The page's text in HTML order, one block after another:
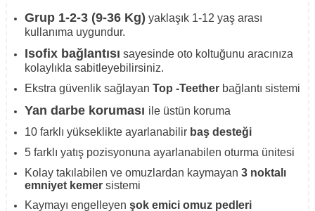
Grup 1-2-3 (9-36 Kg) yaklaşık 1-12 yaş arası
kullanıma uygundur.
Isofix bağlantısı sayesinde oto koltuğunu aracınıza
kolaylıkla sabitleyebilirsiniz.
Ekstra güvenlik sağlayan Top -Teether bağlantı sistemi
Yan darbe koruması ile üstün koruma
10 farklı yükseklikte ayarlanabilir baş desteği
5 farklı yatış pozisyonuna ayarlanabilen oturma ünitesi
Kolay takılabilen ve omuzlardan kaymayan 3 noktalı
emniyet kemer sistemi
Kaymayı engelleyen şok emici omuz pedleri